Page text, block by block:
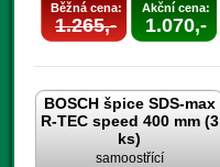
Běžná cena:
1.265,-
Akční cena:
1.070,-
BOSCH špice SDS-max
R-TEC speed 400 mm (3
ks)
samoostřící